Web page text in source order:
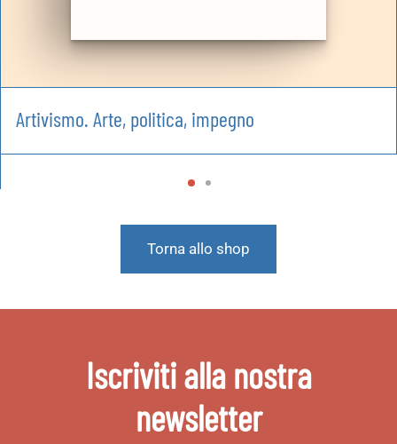
Artivismo. Arte, politica, impegno
Torna allo shop
Iscriviti alla nostra
newsletter